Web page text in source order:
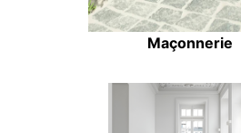
Maçonnerie